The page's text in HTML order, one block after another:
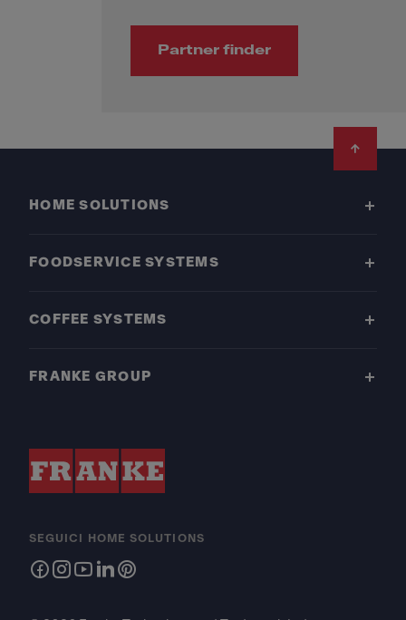
Partner finder
HOME SOLUTIONS
FOODSERVICE SYSTEMS
COFFEE SYSTEMS
FRANKE GROUP
SEGUICI HOME SOLUTIONS